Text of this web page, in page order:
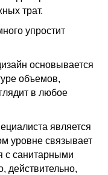
трат.
упростит
основывается
объемов,
в любое
является
уровне связывает
с санитарными
действительно,